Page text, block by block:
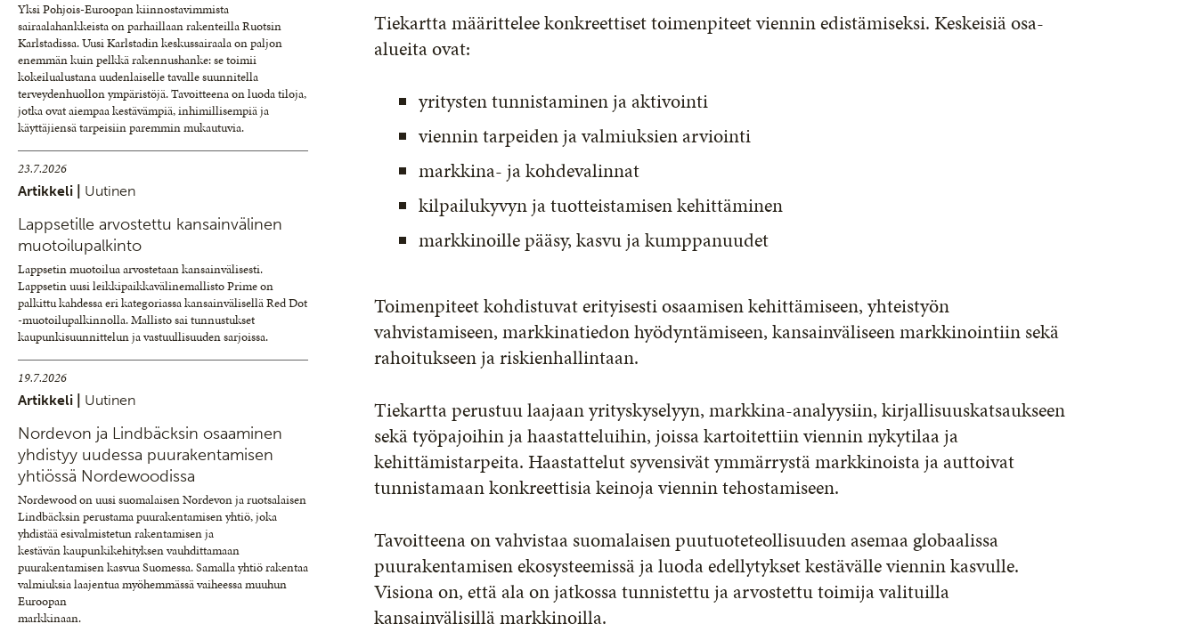
Yksi Pohjois-Euroopan kiinnostavimmista
sairaalahankkeista on parhaillaan rakenteilla Ruotsin
Karlstadissa. Uusi Karlstadin keskussairaala on paljon
enemmän kuin pelkkä rakennushanke: se toimii
kokeilualustana uudenlaiselle tavalle suunnitella
terveydenhuollon ympäristöjä. Tavoitteena on luoda tiloja,
jotka ovat aiempaa kestävämpiä, inhimillisempiä ja
käyttäjiensä tarpeisiin paremmin mukautuvia.
23.7.2026
Artikkeli | Uutinen
Lappsetille arvostettu kansainvälinen
muotoilupalkinto
Lappsetin muotoilua arvostetaan kansainvälisesti.
Lappsetin uusi leikkipaikkavälinemallisto Prime on
palkittu kahdessa eri kategoriassa kansainvälisellä Red Dot
-muotoilupalkinnolla. Mallisto sai tunnustukset
kaupunkisuunnittelun ja vastuullisuuden sarjoissa.
19.7.2026
Artikkeli | Uutinen
Nordevon ja Lindbäcksin osaaminen
yhdistyy uudessa puurakentamisen
yhtiössä Nordewoodissa
Nordewood on uusi suomalaisen Nordevon ja ruotsalaisen
Lindbäcksin perustama puurakentamisen yhtiö, joka
yhdistää esivalmistetun rakentamisen ja
kestävän kaupunkikehityksen vauhdittamaan
puurakentamisen kasvua Suomessa. Samalla yhtiö rakentaa
valmiuksia laajentua myöhemmässä vaiheessa muuhun
Euroopan
markkinaan.
Tiekartta määrittelee konkreettiset toimenpiteet viennin edistämiseksi. Keskeisiä osa-
alueita ovat:
yritysten tunnistaminen ja aktivointi
viennin tarpeiden ja valmiuksien arviointi
markkina- ja kohdevalinnat
kilpailukyvyn ja tuotteistamisen kehittäminen
markkinoille pääsy, kasvu ja kumppanuudet
Toimenpiteet kohdistuvat erityisesti osaamisen kehittämiseen, yhteistyön
vahvistamiseen, markkinatiedon hyödyntämiseen, kansainväliseen markkinointiin sekä
rahoitukseen ja riskienhallintaan.
Tiekartta perustuu laajaan yrityskyselyyn, markkina-analyysiin, kirjallisuuskatsaukseen
sekä työpajoihin ja haastatteluihin, joissa kartoitettiin viennin nykytilaa ja
kehittämistarpeita. Haastattelut syvensivät ymmärrystä markkinoista ja auttoivat
tunnistamaan konkreettisia keinoja viennin tehostamiseen.
Tavoitteena on vahvistaa suomalaisen puutuoteteollisuuden asemaa globaalissa
puurakentamisen ekosysteemissä ja luoda edellytykset kestävälle viennin kasvulle.
Visiona on, että ala on jatkossa tunnistettu ja arvostettu toimija valituilla
kansainvälisillä markkinoilla.